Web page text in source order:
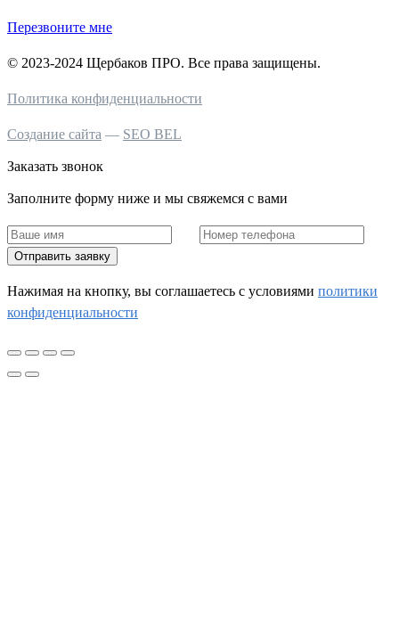
Перезвоните мне
© 2023-2024 Щербаков ПРО. Все права защищены.
Политика конфиденциальности
Создание сайта — SEO BEL
Заказать звонок
Заполните форму ниже и мы свяжемся с вами
Отправить заявку
Нажимая на кнопку, вы соглашаетесь c условиями политики
конфиденциальности